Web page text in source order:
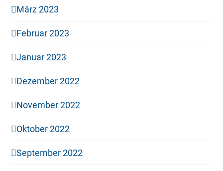
März 2023
Februar 2023
Januar 2023
Dezember 2022
November 2022
Oktober 2022
September 2022